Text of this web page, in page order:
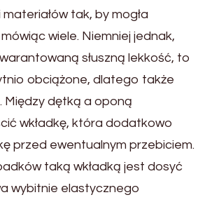
tak, by mogła
wiele. Niemniej jednak,
słuszną lekkość, to
obciążone, dlatego także
Między dętką a oponą
wkładkę, która dodatkowo
przed ewentualnym przebiciem.
taką wkładką jest dosyć
wybitnie elastycznego